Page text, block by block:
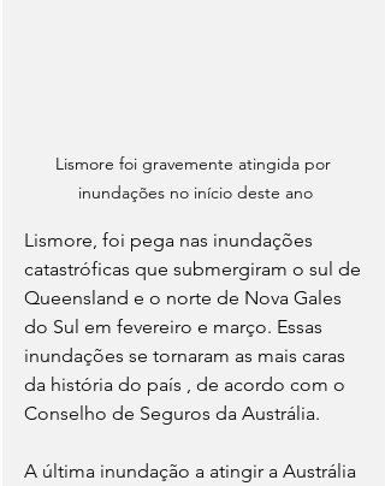
Lismore foi gravemente atingida por
inundações no início deste ano
Lismore, foi pega nas inundações
catastróficas que submergiram o sul de
Queensland e o norte de Nova Gales
do Sul em fevereiro e março. Essas
inundações se tornaram as mais caras
da história do país , de acordo com o
Conselho de Seguros da Austrália.
A última inundação a atingir a Austrália